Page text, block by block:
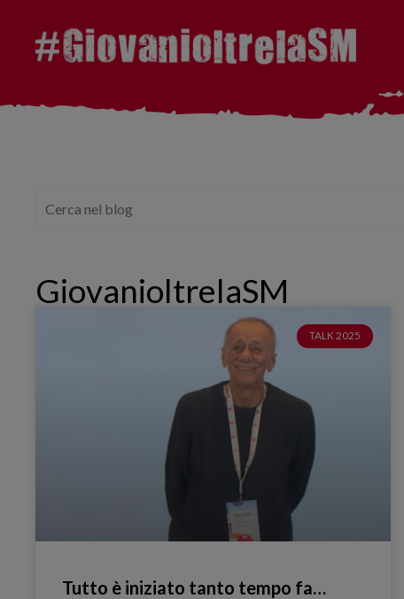
GiovanioltrelaSM
TALK 2025
Tutto è iniziato tanto tempo fa…